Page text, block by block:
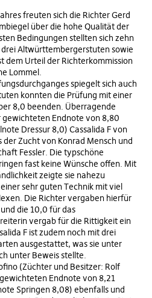
freuten sich die Richter Gerd
über die hohe Qualität der
Bedingungen stellten sich zehn
Altwürttembergerstuten sowie
dem Urteil der Richterkommission
Lommel.
spiegelt sich auch
konnten die Prüfung mit einer
8,0 beenden. Überragende
Endnote von 8,80
Dressur 8,0) Cassalida F von
der Zucht von Konrad Mensch und
Fessler. Die typschöne
fast keine Wünsche offen. Mit
zeigte sie nahezu
sehr guten Technik mit viel
Die Richter vergaben hierfür
die 10,0 für das
vergab für die Rittigkeit ein
F ist zudem noch mit drei
ausgestattet, was sie unter
unter Beweis stellte.
(Züchter und Besitzer: Rolf
Endnote von 8,21
Springen 8,08) ebenfalls und